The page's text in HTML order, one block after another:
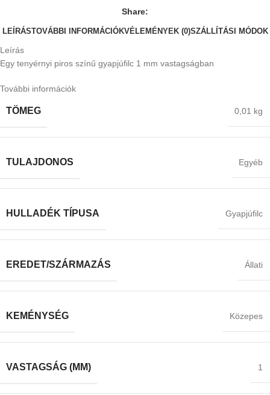
Share:
LEÍRÁSTOVÁBBI INFORMÁCIÓKVÉLEMÉNYEK (0)SZÁLLÍTÁSI MÓDOK
Leírás
Egy tenyérnyi piros színű gyapjúfilc 1 mm vastagságban
További információk
TÖMEG 0,01 kg
TULAJDONOS Egyéb
HULLADÉK TÍPUSA Gyapjúfilc
EREDET/SZÁRMAZÁS Állati
KEMÉNYSÉG Közepes
VASTAGSÁG (MM) 1